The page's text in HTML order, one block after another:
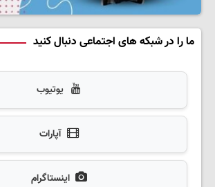
ما را در شبکه های اجتماعی دنبال کنید
یوتیوب
آپارات
اینستاگرام